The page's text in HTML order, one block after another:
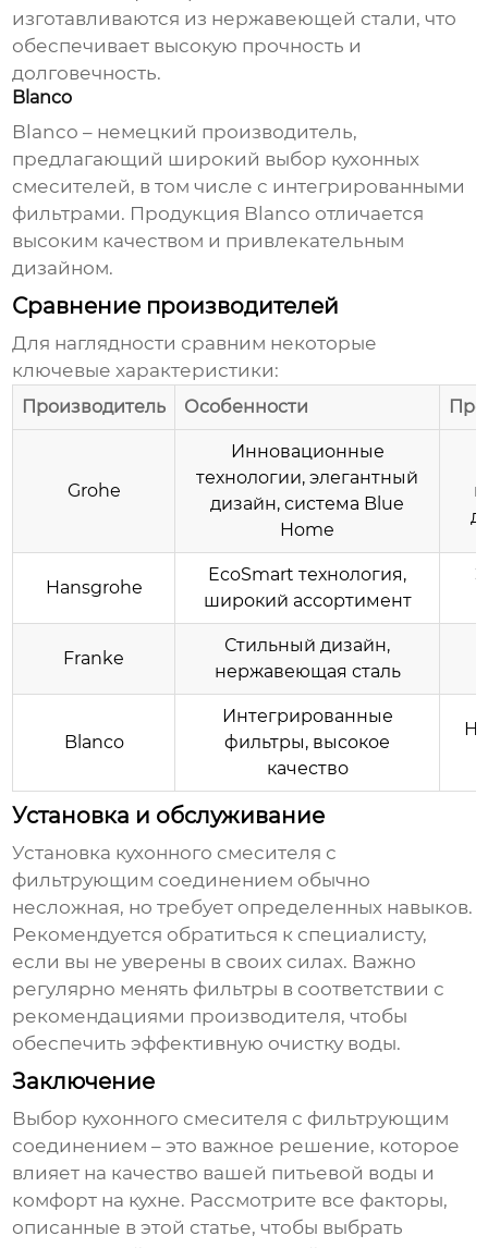
изготавливаются из нержавеющей стали, что
обеспечивает высокую прочность и
долговечность.
Blanco
Blanco – немецкий производитель,
предлагающий широкий выбор кухонных
смесителей, в том числе с интегрированными
фильтрами. Продукция Blanco отличается
высоким качеством и привлекательным
дизайном.
Сравнение производителей
Для наглядности сравним некоторые
ключевые характеристики:
Производитель Особенности
Grohe
Инновационные
технологии, элегантный
дизайн, система Blue
Home
Hansgrohe
EcoSmart технология,
широкий ассортимент
Franke
Стильный дизайн,
нержавеющая сталь
Blanco
Интегрированные
фильтры, высокое
качество
Установка и обслуживание
Установка кухонного смесителя с
фильтрующим соединением обычно
несложная, но требует определенных навыков.
Рекомендуется обратиться к специалисту,
если вы не уверены в своих силах. Важно
регулярно менять фильтры в соответствии с
рекомендациями производителя, чтобы
обеспечить эффективную очистку воды.
Заключение
Выбор кухонного смесителя с фильтрующим
соединением – это важное решение, которое
влияет на качество вашей питьевой воды и
комфорт на кухне. Рассмотрите все факторы,
описанные в этой статье, чтобы выбрать